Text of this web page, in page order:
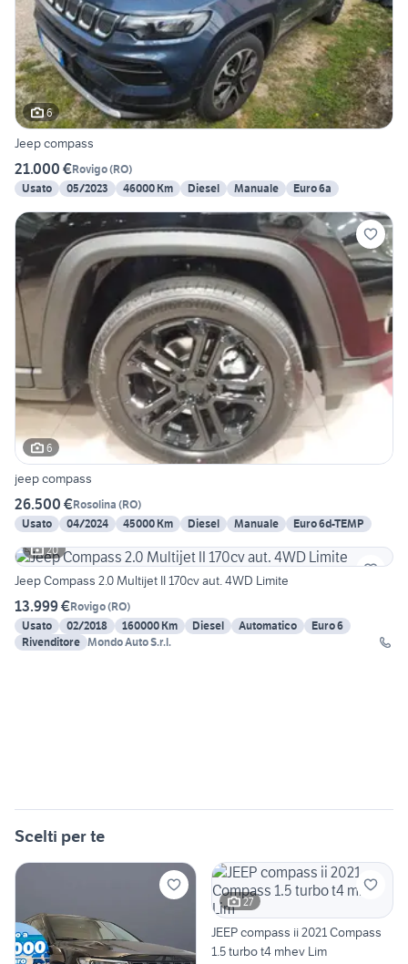
6
Jeep compass
21.000 €Rovigo(RO)
Usato
05/2023 46000 Km Diesel Manuale Euro 6a
6
jeep compass
26.500 €Rosolina (RO)
Usato
04/2024 45000 Km Diesel Manuale
Euro 6d-TEMP
20
Jeep Compass 2.0 Multijet II 170cv aut. 4WD Limite
13.999 €Rovigo(RO)
Usato
02/2018 160000 Km Diesel Automatico
Euro 6
Rivenditore Mondo Auto S.r.l.
Scelti per te
27
JEEP compass ii 2021 Compass
1.5 turbo t4 mhev Lim